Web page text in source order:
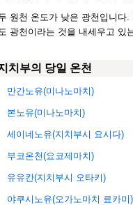
원천 온도가 낮은 광천입니다
광천이라는 것을 내세우고 있
치부의 당일 온천
만간노유(미나노마치)
본노유(미나노마치)
세이네노유(지치부시 요시다)
부코온천(요코제마치)
유유칸(지치부시 오타키)
야쿠시노유(오가노마치 료카미)